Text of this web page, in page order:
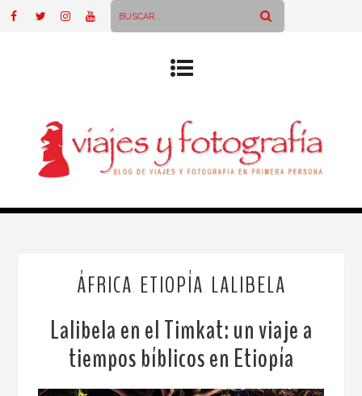
ÁFRICA ETIOPÍA LALIBELA
Lalibela en el Timkat: un viaje a
tiempos bíblicos en Etiopía